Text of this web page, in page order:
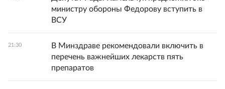
министру обороны Федорову вступить в
ВСУ
21:30
В Минздраве рекомендовали включить в
перечень важнейших лекарств пять
препаратов